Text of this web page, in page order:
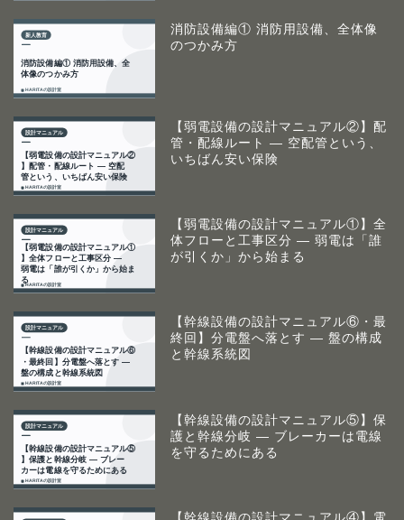
消防設備編① 消防用設備、全体像
のつかみ方
【弱電設備の設計マニュアル②】配
管・配線ルート ― 空配管という、
いちばん安い保険
【弱電設備の設計マニュアル①】全
体フローと工事区分 ― 弱電は「誰
が引くか」から始まる
【幹線設備の設計マニュアル⑥・最
終回】分電盤へ落とす ― 盤の構成
と幹線系統図
【幹線設備の設計マニュアル⑤】保
護と幹線分岐 ― ブレーカーは電線
を守るためにある